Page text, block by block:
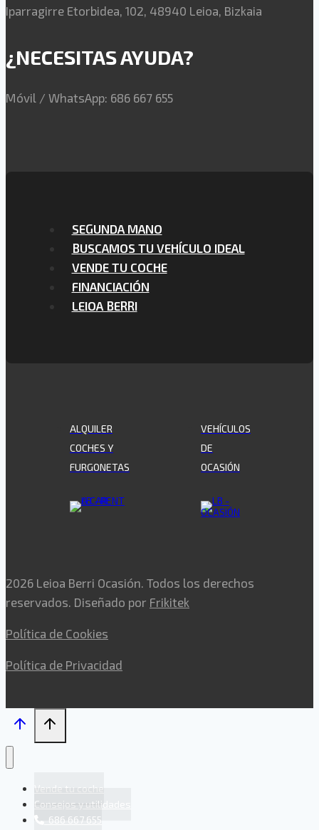
Iparragirre Etorbidea, 102, 48940 Leioa, Bizkaia
¿NECESITAS AYUDA?
Móvil / WhatsApp: 686 667 655
SEGUNDA MANO
BUSCAMOS TU VEHÍCULO IDEAL
VENDE TU COCHE
FINANCIACIÓN
LEIOA BERRI
ALQUILER
COCHES Y
FURGONETAS
VEHÍCULOS
DE
OCASIÓN
2026 Leioa Berri Ocasión. Todos los derechos
reservados. Diseñado por Frikitek
Política de Cookies
Política de Privacidad
Vende tu coche
Consejos y utilidades
686 667 655